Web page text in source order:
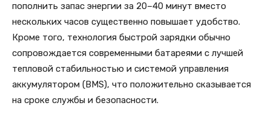
пополнить запас энергии за 20–40 минут вместо
нескольких часов существенно повышает удобство.
Кроме того, технология быстрой зарядки обычно
сопровождается современными батареями с лучшей
тепловой стабильностью и системой управления
аккумулятором (BMS), что положительно сказывается
на сроке службы и безопасности.